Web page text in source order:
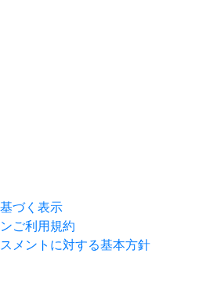
づく表示
ご利用規約
メントに対する基本方針